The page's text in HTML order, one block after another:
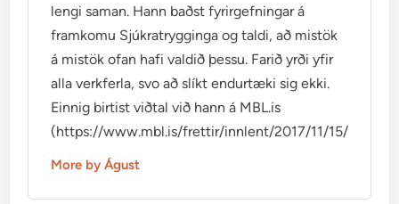
lengi saman. Hann baðst fyrirgefningar á
framkomu Sjúkratrygginga og taldi, að mistök
á mistök ofan hafi valdið þessu. Farið yrði yfir
alla verkferla, svo að slíkt endurtæki sig ekki.
Einnig birtist viðtal við hann á MBL.is
(https://www.mbl.is/frettir/innlent/2017/11/15/
More by Águst